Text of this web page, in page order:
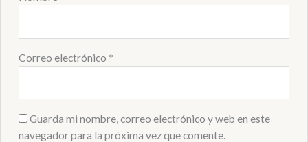
Correo electrónico *
Guarda mi nombre, correo electrónico y web en este
navegador para la próxima vez que comente.